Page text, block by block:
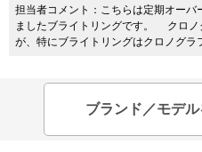
担当者コメント：こちらは定期オー
ましたブライトリングです。 クロノ
が、特にブライトリングはクロノグラ